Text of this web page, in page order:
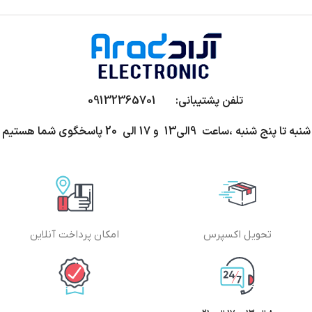
تلفن پشتیبانی: 09132365701
شنبه تا پنج شنبه ،ساعت 9الی13 و 17 الی 20 پاسخگوی شما هستیم
تحویل اکسپرس امکان پرداخت آنلاین